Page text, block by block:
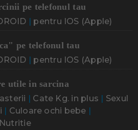
pe telefonul tau
| pentru IOS (Apple)
pe telefonul tau
| pentru IOS (Apple)
utile in sarcina
| Cate Kg. in plus | Sexul
| Culoare ochi bebe |